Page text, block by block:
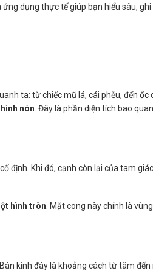
dụng thực tế giúp bạn hiểu sâu,
ta: từ chiếc mũ lá, cái phễu, đến ốc
nón . Đây là phần diện tích bao
định. Khi đó, cạnh còn lại của tam
hình tròn . Mặt cong này chính là
kính đáy là khoảng cách từ tâm